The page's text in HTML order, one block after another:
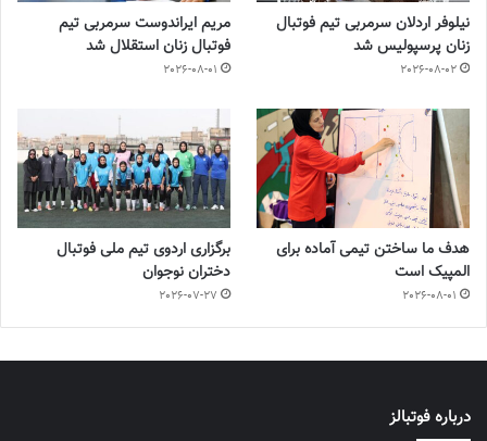
نیلوفر اردلان سرمربی تیم فوتبال
زنان پرسپولیس شد
2026-08-02
مریم ایراندوست سرمربی تیم
فوتبال زنان استقلال شد
2026-08-01
هدف ما ساختن تیمی آماده برای
المپیک است
2026-08-01
برگزاری اردوی تیم ملی فوتبال
دختران نوجوان
2026-07-27
درباره فوتبالز